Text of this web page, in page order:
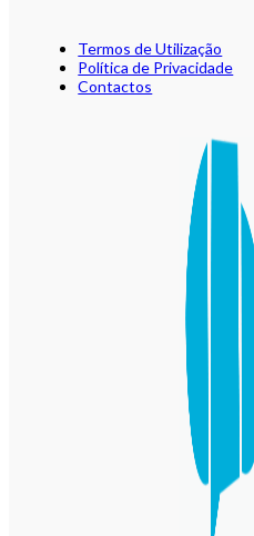
Termos de Utilização
Política de Privacidade
Contactos